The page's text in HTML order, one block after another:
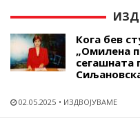
Кога бев
„Омилена
сегашната
02.05.2025 ИЗДВОЈУВАМЕ